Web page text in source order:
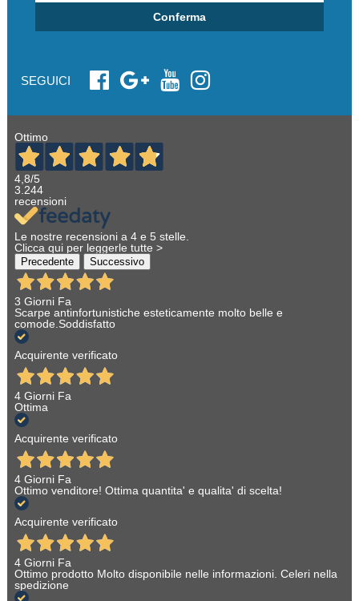
Conferma
SEGUICI
Ottimo
4,8/5
3.244
recensioni
Le nostre recensioni a 4 e 5 stelle.
Clicca qui per leggerle tutte >
Precedente Successivo
3 Giorni Fa
Scarpe antinfortunistiche esteticamente molto belle e
comode.Soddisfatto
Acquirente verificato
4 Giorni Fa
Ottima
Acquirente verificato
4 Giorni Fa
Ottimo venditore! Ottima quantita' e qualita' di scelta!
Acquirente verificato
4 Giorni Fa
Ottimo prodotto Molto disponibile nelle informazioni. Celeri nella
spedizione